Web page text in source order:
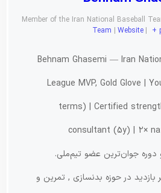
Member of the Iran National Baseball
Team | Website | +
Behnam Ghasemi — Iran
League MVP, Gold Glove |
terms) | Certified
consultant (5y) | 2×
دوره جوان‌ترین عضو تیم‌ملی.
محتوای پر بازدید در حوزه بدنسازی , تمرین و